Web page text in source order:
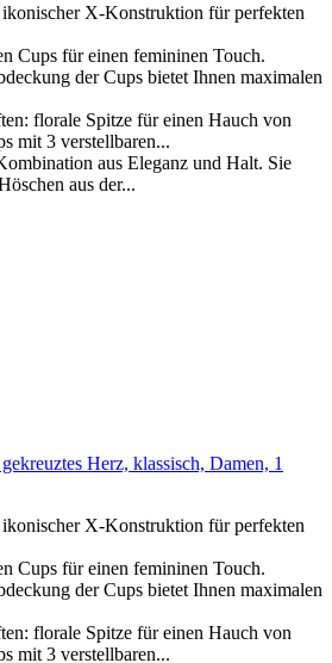
X-Konstruktion für perfekten
Cups für einen femininen Touch.
der Cups bietet Ihnen maximalen
florale Spitze für einen Hauch von
mit 3 verstellbaren...
aus Eleganz und Halt. Sie
aus der...
Herz, klassisch, Damen, 1
X-Konstruktion für perfekten
Cups für einen femininen Touch.
der Cups bietet Ihnen maximalen
florale Spitze für einen Hauch von
mit 3 verstellbaren...